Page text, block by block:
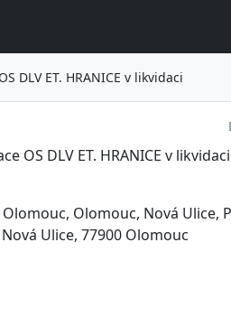
DLV ET. HRANICE v likvidaci
OS DLV ET. HRANICE v likvidaci
Olomouc, Nová Ulice,
Ulice, 77900 Olomouc